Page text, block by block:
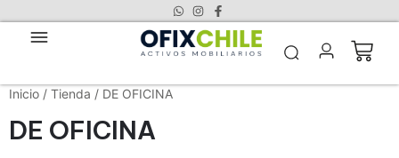
Inicio / Tienda / DE OFICINA
DE OFICINA